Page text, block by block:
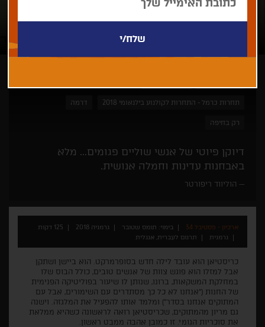
תחרות כרמל - התחרות לקולנוע בילנאומי 2018 דרמה
רק בחיפה
דיוקן פיוטי של אנשי שוליים פגומים... מלא
באבחנות עדינות וחמלה אנושית.
הוליווד ריפורטר
ארכיון - פסטיבל 34 בימוי: תומס שטובר גרמניה 2018
125 דקות
גרמנית
תרגום לעברית, אנגלית
כריסטיאן הוא עובד לילה חדש בסופרמרקט. הוא ביישן ושתקן
אבל למזלו הוא פוגש צוות של אנשים טובים, כולל הבוס שלו
במחלקת המשקאות, ברונו, שנותן לו שיעור בפוליטיקה הפנימית
של החנות ("אנחנו לא כל כך מסתדרים עם השימורים, אבל עם
המתוקים אנחנו בסדר") ומלמד אותו להפעיל את המלגזה. וישנה
גם מריון מהמתוקים, שכריסטיאן רואה לראשונה כשהיא ממלאת
את סוכריות הגומי. זו כמובן אהבה ממבט ראשון.